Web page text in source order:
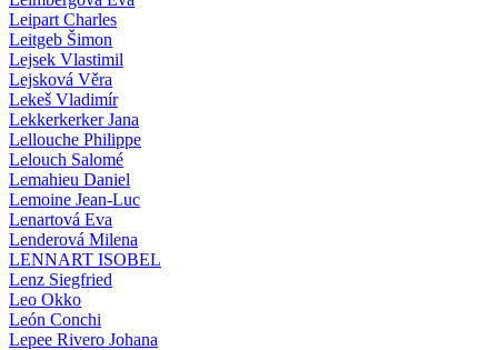
Leipart Charles
Leitgeb Šimon
Lejsek Vlastimil
Lejsková Věra
Lekeš Vladimír
Lekkerkerker Jana
Lellouche Philippe
Lelouch Salomé
Lemahieu Daniel
Lemoine Jean-Luc
Lenartová Eva
Lenderová Milena
LENNART ISOBEL
Lenz Siegfried
Leo Okko
León Conchi
Lepee Rivero Johana